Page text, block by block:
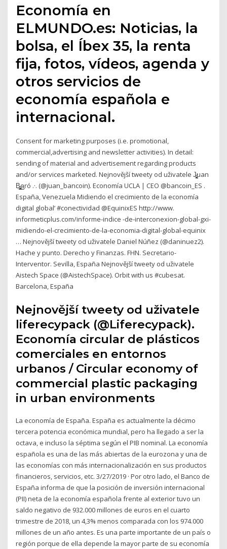
Economía en
ELMUNDO.es: Noticias, la
bolsa, el Íbex 35, la renta
fija, fotos, vídeos, agenda y
otros servicios de
economía española e
internacional.
Consent for marketing purposes (i.e. promotional,
commercial,advertising and newsletter activities). In detail:
sending of material and advertisement regarding products
and/or services marketed. Nejnovější tweety od uživatele J̷̨̢̢̜̠͕̞͎̪̱̮̻uan
B̷̡̪̣̻͓̻̺̙͕̟͖͓̖͜͜aró .·. (@juan_bancoin). Economía UCLA | CEO @bancoin_ES .
España, Venezuela Midiendo el crecimiento de la economía
digital global’ #conectividad @EquinixES http://www.
informeticplus.com/informe-indice -de-interconexion-global-gxi-
midiendo-el-crecimiento-de-la-economia-digital-global-equinix
… Nejnovější tweety od uživatele Daniel Núñez (@daninuez2).
Hache y punto. Derecho y Finanzas. FHN. Secretario-
Interventor. Sevilla, España Nejnovější tweety od uživatele
Aistech Space (@AistechSpace). Orbit with us #cubesat.
Barcelona, España
Nejnovější tweety od uživatele
liferecypack (@Liferecypack).
Economía circular de plásticos
comerciales en entornos
urbanos / Circular economy of
commercial plastic packaging
in urban environments
La economía de España. España es actualmente la décimo
tercera potencia económica mundial, pero ha llegado a ser la
octava, e incluso la séptima según el PIB nominal. La economía
española es una de las más abiertas de la eurozona y una de
las economías con más internacionalización en sus productos
financieros, servicios, etc. 3/27/2019 · Por otro lado, el Banco de
España informa de que la posición de inversión internacional
(PII) neta de la economía española frente al exterior tuvo un
saldo negativo de 932.000 millones de euros en el cuarto
trimestre de 2018, un 4,3% menos comparada con los 974.000
millones de un año antes. Es una parte importante de un país o
región porque de ella depende la mayor parte de su economía